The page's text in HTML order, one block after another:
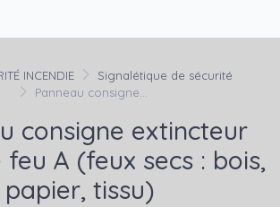
INCENDIE
Signalétique de sécurité
Panneau consigne...
consigne extincteur
feu A (feux secs : bois,
papier, tissu)